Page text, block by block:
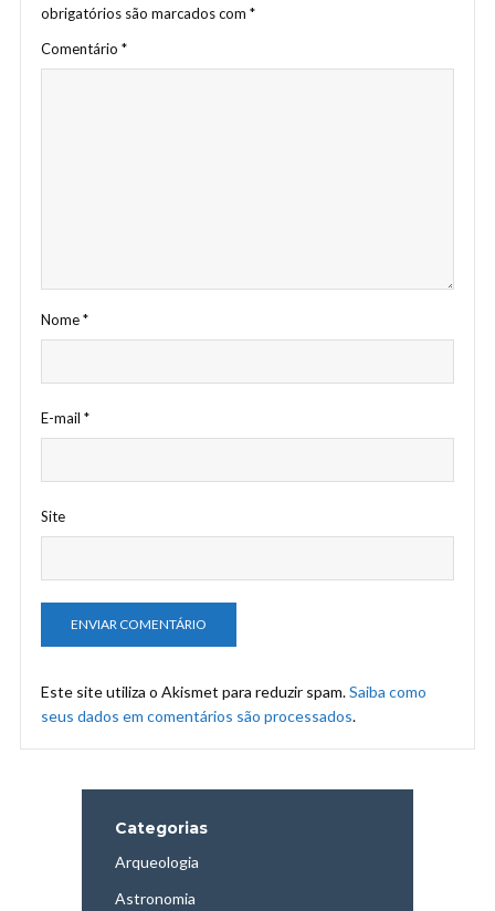
obrigatórios são marcados com *
Comentário *
Nome*
E-mail *
Site
Este site utiliza o Akismet para reduzir spam.Saiba como
seus dados em comentários são processados.
Categorias
Arqueologia
Astronomia